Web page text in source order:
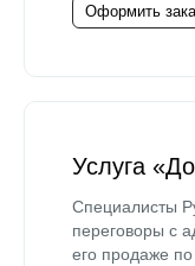
Оформить
Услуга
Специалисты
переговоры с
его продаже